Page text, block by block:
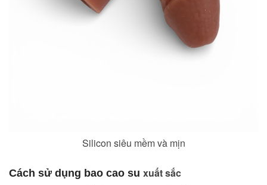
Silicon siêu mềm và mịn
Cách sử dụng bao cao su xuất sắc